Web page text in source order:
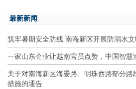
最新新闻
筑牢暑期安全防线 南海新区开展防溺水
一家山东企业让越南官员点赞，中国智慧
关于对南海新区海晏路、明珠西路部分
措施的通告